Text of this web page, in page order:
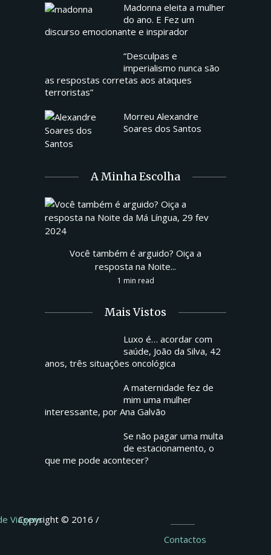
Madonna eleita a mulher
do ano. E Fez um
discurso emocionante e inspirador
“Desculpas e
imperialismo nunca são
as respostas corretas aos ataques
terroristas”
Morreu Alexandre
Soares dos Santos
A Minha Escolha
Você também é arguido? Oiça a
resposta na Noite...
1 min read
Mais Vistos
Luxo é… acordar com
saúde, João da Silva, 42
anos, três situações oncológica
A maternidade fez de
mim uma mulher
interessante, por Ana Galvão
Se não pagar uma multa
de estacionamento, o
que me pode acontecer?
Copyright © 2016 /
Viagens
Contactos